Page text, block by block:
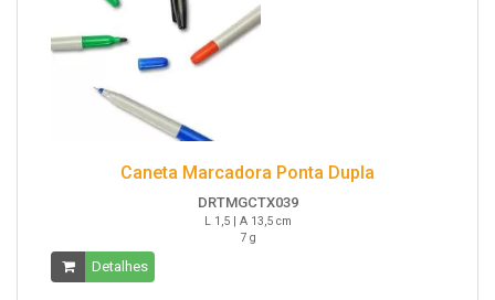
Caneta Marcadora Ponta Dupla
DRTMGCTX039
L 1,5 | A 13,5 cm
7 g
Detalhes